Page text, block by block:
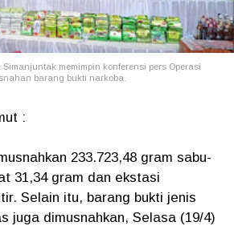
memimpin konferensi pers Operasi
barang bukti narkoba.
:
233.723,48 gram sabu-
31,34 gram dan ekstasi
Selain itu, barang bukti jenis
juga dimusnahkan, Selasa (19/4)